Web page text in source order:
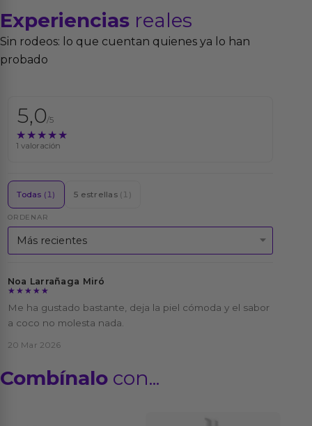
Experiencias reales
Sin rodeos: lo que cuentan quienes ya lo han
probado
5,0/5
★★★★★
★★★★★
1 valoración
Todas (1) 5 estrellas (1)
ORDENAR
Noa Larrañaga Miró
★★★★★
★★★★★
Me ha gustado bastante, deja la piel cómoda y el sabor
a coco no molesta nada.
20 Mar 2026
Combínalo con...